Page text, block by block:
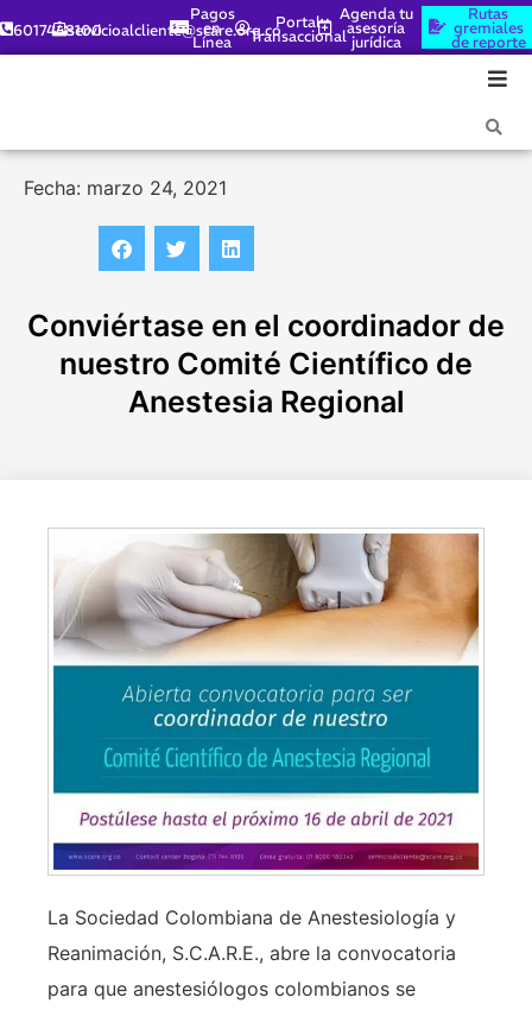
6017448100servicioalcliente@scare.org.co
Pagos
en
Línea
Portal
Transaccional
Agenda tu
asesoría
jurídica
Rutas
gremiales
de reporte
Fecha: marzo 24, 2021
Conviértase en el coordinador de
nuestro Comité Científico de
Anestesia Regional
La Sociedad Colombiana de Anestesiología y
Reanimación, S.C.A.R.E., abre la convocatoria
para que anestesiólogos colombianos se